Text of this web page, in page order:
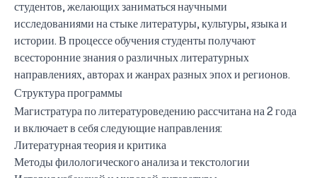
студентов, желающих заниматься научными
исследованиями на стыке литературы, культуры, языка и
истории. В процессе обучения студенты получают
всесторонние знания о различных литературных
направлениях, авторах и жанрах разных эпох и регионов.
Структура программы
Магистратура по литературоведению рассчитана на 2 года
и включает в себя следующие направления:
Литературная теория и критика
Методы филологического анализа и текстологии